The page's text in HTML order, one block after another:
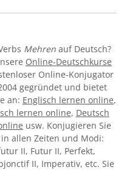
Mehren auf Deutsch?
Online-Deutschkurse
Online-Konjugator
gegründet und bietet
an: Englisch lernen online,
lernen online, Deutsch
usw. Konjugieren Sie
allen Zeiten und Modi:
II, Futur II, Perfekt,
II, Imperativ, etc. Sie